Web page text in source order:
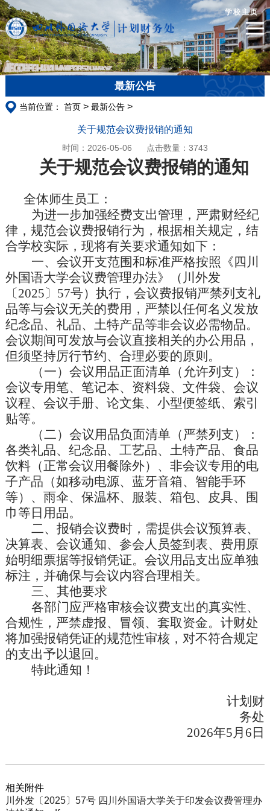
学校主页
最新公告
当前位置： 首页> 最新公告>
关于规范会议费报销的通知
时间：2026-05-06 点击数量： 3743
关于规范会议费报销的通知
全体师生员工：
为进一步加强经费支出管理，严肃财经纪
律，规范会议费报销行为，根据相关规定，结
合学校实际，现将有关要求通知如下：
一、会议开支范围和标准严格按照《四川
外国语大学会议费管理办法》（川外发
〔2025〕 57号）执行，会议费报销严禁列支礼
品等与会议无关的费用，严禁以任何名义发放
纪念品、礼品、土特产品等非会议必需物品。
会议期间可发放与会议直接相关的办公用品，
但须坚持厉行节约、合理必要的原则。
（一）会议用品正面清单（允许列支）：
会议专用笔、笔记本、资料袋、文件袋、会议
议程、会议手册、论文集、小型便签纸、索引
贴等。
（二）会议用品负面清单（严禁列支）：
各类礼品、纪念品、工艺品、土特产品、食品
饮料（正常会议用餐除外）、非会议专用的电
子产品（如移动电源、蓝牙音箱、智能手环
等）、雨伞、保温杯、服装、箱包、皮具、围
巾等日用品。
二、报销会议费时，需提供会议预算表、
决算表、会议通知、参会人员签到表、费用原
始明细票据等报销凭证。会议用品支出应单独
标注，并确保与会议内容合理相关。
三、其他要求
各部门应严格审核会议费支出的真实性、
合规性，严禁虚报、冒领、套取资金。计财处
将加强报销凭证的规范性审核，对不符合规定
的支出予以退回。
特此通知！
计划财
务处
2026年5月 6 日
相关附件
川外发〔2025〕57号 四川外国语大学关于印发会议费管理办